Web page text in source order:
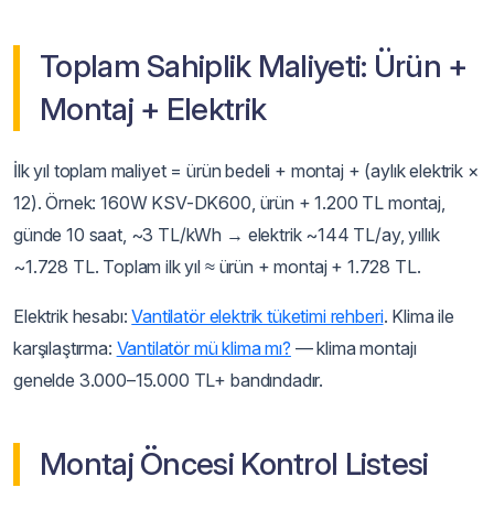
Toplam Sahiplik Maliyeti: Ürün +
Montaj + Elektrik
İlk yıl toplam maliyet = ürün bedeli + montaj + (aylık elektrik ×
12). Örnek: 160W KSV-DK600, ürün + 1.200 TL montaj,
günde 10 saat, ~3 TL/kWh → elektrik ~144 TL/ay, yıllık
~1.728 TL. Toplam ilk yıl ≈ ürün + montaj + 1.728 TL.
Elektrik hesabı:Vantilatör elektrik tüketimi rehberi. Klima ile
karşılaştırma: Vantilatör mü klima mı? — klima montajı
genelde 3.000–15.000 TL+ bandındadır.
Montaj Öncesi Kontrol Listesi